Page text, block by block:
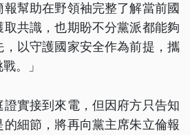
幫助在野領袖完整了解當前國
共識，也期盼不分黨派都能夠
，以守護國家安全作為前提，攜
。」
證實接到來電，但因府方只告知
的細節，將再向黨主席朱立倫報